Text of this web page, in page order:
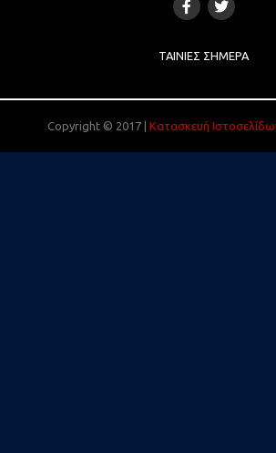
ΤΑΙΝΊΕΣ ΣΉΜΕΡΑ
Copyright © 2017 |Κατασκευή